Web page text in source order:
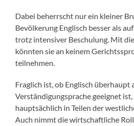
Dabei beherrscht nur ein kleiner
Bevölkerung Englisch besser als
trotz intensiver Beschulung. Mit
könnten sie an keinem
teilnehmen.
Fraglich ist, ob Englisch
Verständigungsprache geeignet
hauptsächlich in Teilen der
Auch nimmt die wirtschaftliche